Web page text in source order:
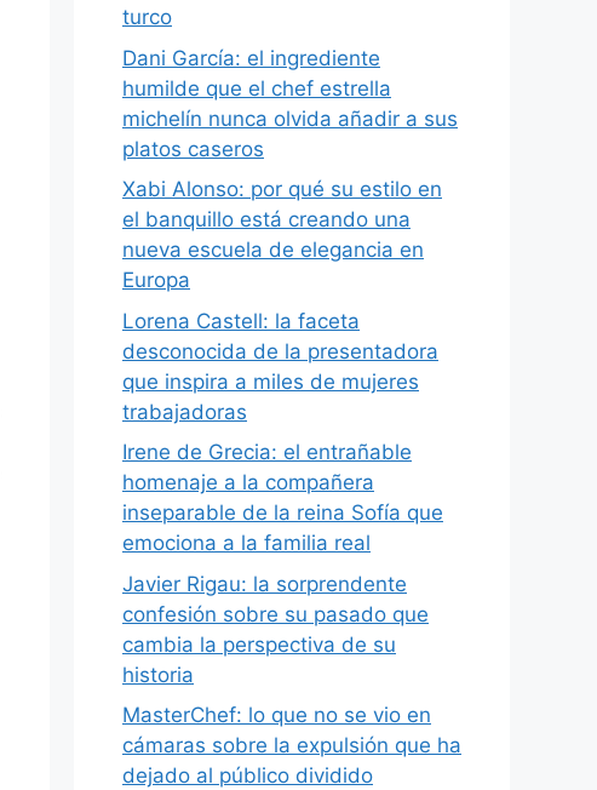
turco
Dani García: el ingrediente
humilde que el chef estrella
michelín nunca olvida añadir a sus
platos caseros
Xabi Alonso: por qué su estilo en
el banquillo está creando una
nueva escuela de elegancia en
Europa
Lorena Castell: la faceta
desconocida de la presentadora
que inspira a miles de mujeres
trabajadoras
Irene de Grecia: el entrañable
homenaje a la compañera
inseparable de la reina Sofía que
emociona a la familia real
Javier Rigau: la sorprendente
confesión sobre su pasado que
cambia la perspectiva de su
historia
MasterChef: lo que no se vio en
cámaras sobre la expulsión que ha
dejado al público dividido